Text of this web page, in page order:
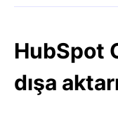
HubSpot
dışa